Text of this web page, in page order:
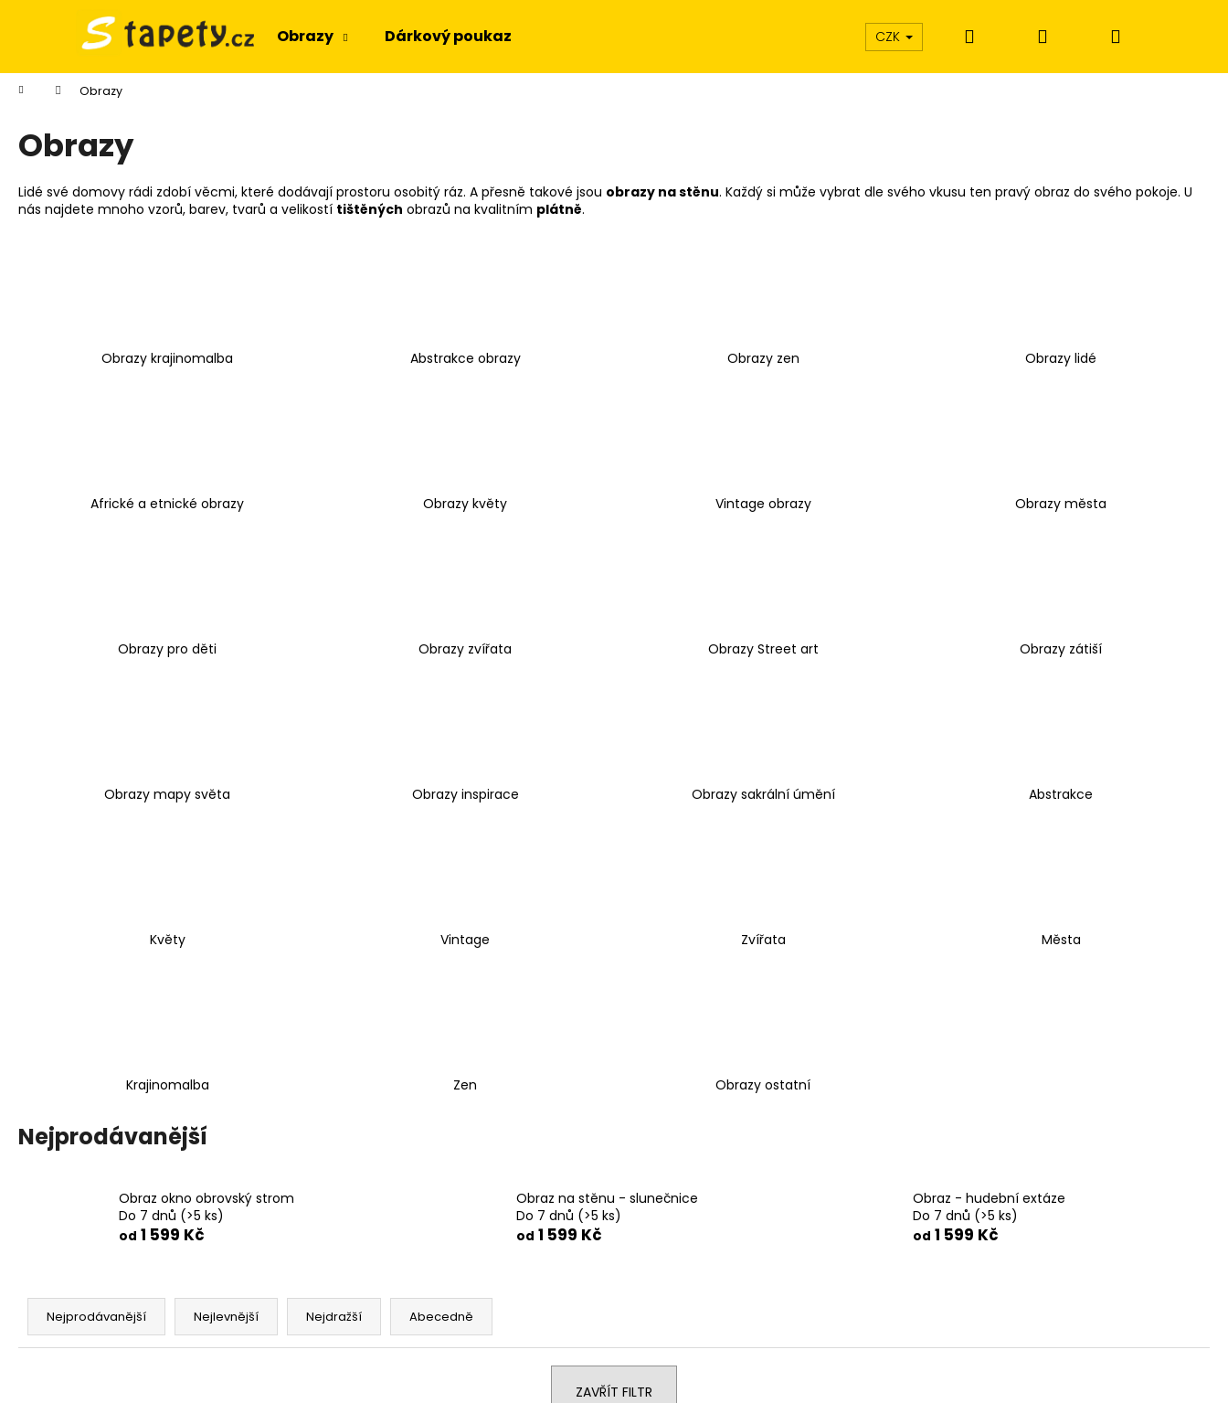
Obrazy Dárkový poukaz CZK Hledat PřihlášeníNákupní
Domů Obrazy
Obrazy
Lidé své domovy rádi zdobí věcmi, které dodávají prostoru osobitý ráz. A přesně takové jsou obrazy na stěnu. Každý si může vybrat dle svého vkusu ten pravý obraz do svého pokoje. U
nás najdete mnoho vzorů, barev, tvarů a velikostí tištěných obrazů na kvalitním plátně.
Obrazy krajinomalba Abstrakce obrazy Obrazy zen Obrazy lidé
Africké a etnické obrazy Obrazy květy Vintage obrazy Obrazy města
Obrazy pro děti Obrazy zvířata Obrazy Street art Obrazy zátiší
Obrazy mapy světa Obrazy inspirace Obrazy sakrální úmění Abstrakce
Květy Vintage Zvířata Města
Krajinomalba Zen Obrazy ostatní
Nejprodávanější
Obraz okno obrovský strom
Do 7 dnů (>5 ks)
od 1 599 Kč
Obraz na stěnu - slunečnice
Do 7 dnů (>5 ks)
od 1 599 Kč
Obraz - hudební extáze
Do 7 dnů (>5 ks)
od 1 599 Kč
Ř
z
Nejprodávanější Nejlevnější Nejdražší Abecedně
ZAVŘÍT FILTR
í
Zpět
do
obchodu
Zpět
do
obchodu